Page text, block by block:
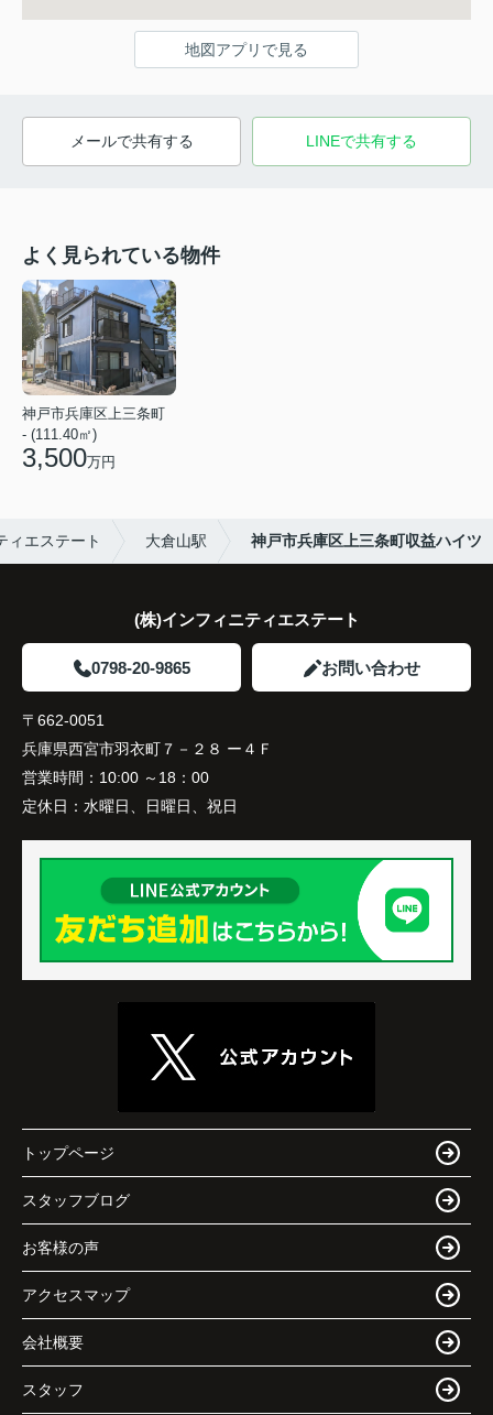
地図アプリで見る
メールで共有する LINEで共有する
よく見られている物件
神戸市兵庫区上三条町
- (111.40㎡)
3,500万円
ィエステート 大倉山駅 神戸市兵庫区上三条町収益ハイツ
(株)インフィニティエステート
0798-20-9865 お問い合わせ
〒662-0051
兵庫県西宮市羽衣町７－２８ ー４Ｆ
営業時間： 10:00 ～18：00
定休日： 水曜日、日曜日、祝日
トップページ
スタッフブログ
お客様の声
アクセスマップ
会社概要
スタッフ